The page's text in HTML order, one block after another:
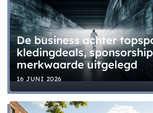
De business achter
kledingdeals,
merkwaarde uitgelegd
16 JUNI 2026